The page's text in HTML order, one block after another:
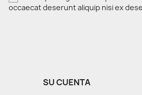
occaecat deserunt aliquip nisi ex
SU CUENTA